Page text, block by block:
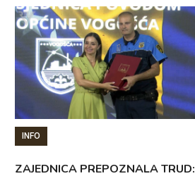
INFO
ZAJEDNICA PREPOZNALA TRUD: